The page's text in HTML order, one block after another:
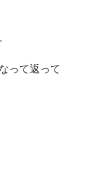
って返って